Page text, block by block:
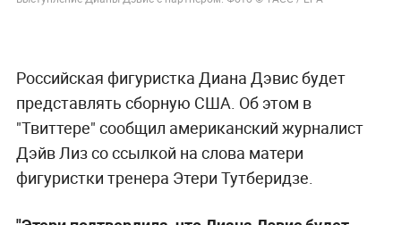
Российская фигуристка Диана Дэвис будет
представлять сборную США. Об этом в
"Твиттере" сообщил американский журналист
Дэйв Лиз со ссылкой на слова матери
фигуристки тренера Этери Тутберидзе.